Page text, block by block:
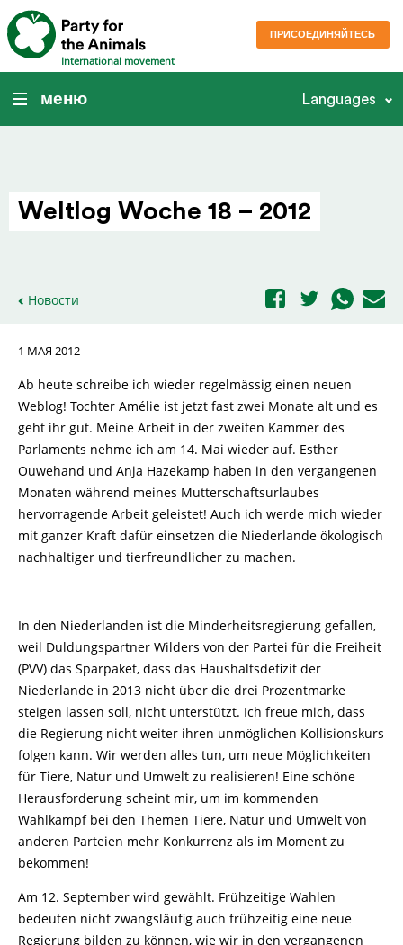
International movement
ПРИСОЕДИНЯЙТЕСЬ
меню Languages
Weltlog Woche 18 – 2012
Новости
1 МАЯ 2012
Ab heute schreibe ich wieder regelmässig einen neuen
Weblog! Tochter Amélie ist jetzt fast zwei Monate alt und es
geht ihr gut. Meine Arbeit in der zweiten Kammer des
Parlaments nehme ich am 14. Mai wieder auf. Esther
Ouwehand und Anja Hazekamp haben in den vergangenen
Monaten während meines Mutterschaftsurlaubes
hervorragende Arbeit geleistet! Auch ich werde mich wieder
mit ganzer Kraft dafür einsetzen die Niederlande ökologisch
nachhaltiger und tierfreundlicher zu machen.
In den Niederlanden ist die Minderheitsregierung gefallen,
weil Duldungspartner Wilders von der Partei für die Freiheit
(PVV) das Sparpaket, dass das Haushaltsdefizit der
Niederlande in 2013 nicht über die drei Prozentmarke
steigen lassen soll, nicht unterstützt. Ich freue mich, dass
die Regierung nicht weiter ihren unmöglichen Kollisionskurs
folgen kann. Wir werden alles tun, um neue Möglichkeiten
für Tiere, Natur und Umwelt zu realisieren! Eine schöne
Herausforderung scheint mir, um im kommenden
Wahlkampf bei den Themen Tiere, Natur und Umwelt von
anderen Parteien mehr Konkurrenz als im Moment zu
bekommen!
Am 12. September wird gewählt. Frühzeitige Wahlen
bedeuten nicht zwangsläufig auch frühzeitig eine neue
Regierung bilden zu können, wie wir in den vergangenen